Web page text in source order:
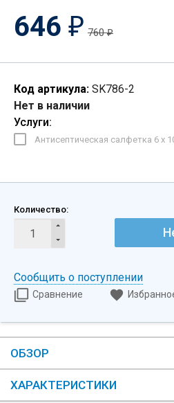
646 ₽ 760₽
Код артикула: SK786-2
Нет в наличии
Услуги:
Антисептическая салфетка 6 х
Количество:
Сообщить о поступлении
Сравнение
ОБЗОР
ХАРАКТЕРИСТИКИ